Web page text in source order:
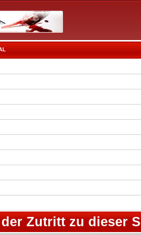
Zutritt zu dieser